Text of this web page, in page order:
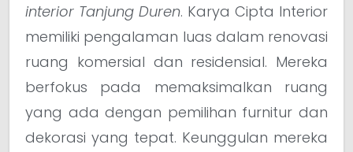
interior Tanjung Duren. Karya Cipta Interior
memiliki pengalaman luas dalam renovasi
ruang komersial dan residensial. Mereka
berfokus pada memaksimalkan ruang
yang ada dengan pemilihan furnitur dan
dekorasi yang tepat. Keunggulan mereka